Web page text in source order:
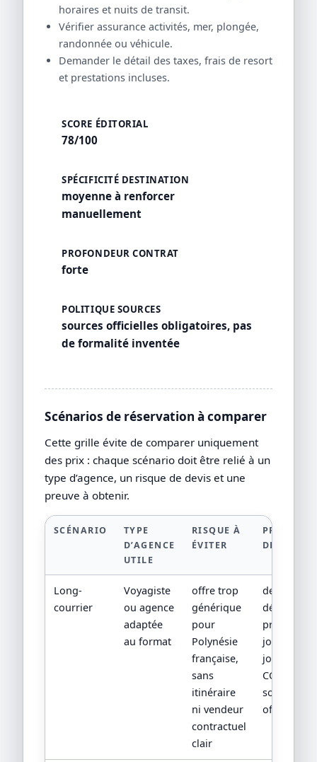
horaires et nuits de transit.
Vérifier assurance activités, mer, plongée,
randonnée ou véhicule.
Demander le détail des taxes, frais de resort
et prestations incluses.
SCORE ÉDITORIAL
78/100
SPÉCIFICITÉ DESTINATION
moyenne à renforcer
manuellement
PROFONDEUR CONTRAT
forte
POLITIQUE SOURCES
sources officielles obligatoires, pas
de formalité inventée
Scénarios de réservation à comparer
Cette grille évite de comparer uniquement
des prix : chaque scénario doit être relié à un
type d’agence, un risque de devis et une
preuve à obtenir.
SCÉNARIO
TYPE
D’AGENCE
UTILE
RISQUE À
ÉVITER
PREUVE À
Long-
courrier
Voyagiste
ou agence
adaptée
au format
offre trop
générique
pour
Polynésie
française,
sans
itinéraire
ni vendeur
contractuel
clair
devis
détaillé,
jour par
jour,
CGV/CPV et
sources
officielles